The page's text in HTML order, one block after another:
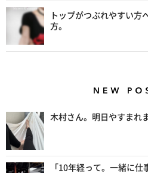
トップがつぶれやすい
方。
木村さん。明日やすまれ
「10年経って。一緒に仕